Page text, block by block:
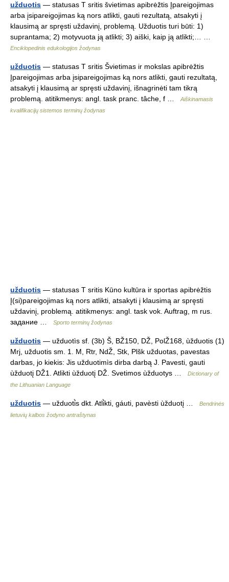
užduotis — statusas T sritis švietimas apibrėžtis Įpareigojimas
arba įsipareigojimas ką nors atlikti, gauti rezultatą, atsakyti į
klausimą ar spręsti uždavinį, problemą. Užduotis turi būti: 1)
suprantama; 2) motyvuota ją atlikti; 3) aiški, kaip ją atlikti;… …
Enciklopedinis edukologijos žodynas
užduotis — statusas T sritis Švietimas ir mokslas apibrėžtis
Įpareigojimas arba įsipareigojimas ką nors atlikti, gauti rezultatą,
atsakyti į klausimą ar spręsti uždavinį, išnagrinėti tam tikrą
problemą. atitikmenys: angl. task pranc. tâche, f …
Aiškinamasis
kvalifikacijų sistemos terminų žodynas
užduotis — statusas T sritis Kūno kultūra ir sportas apibrėžtis
Į(si)pareigojimas ką nors atlikti, atsakyti į klausimą ar spręsti
uždavinį, problemą. atitikmenys: angl. task vok. Auftrag, m rus.
задание …
Sporto terminų žodynas
užduotis — užduotìs sf. (3b) Š, BŽ150, DŽ, PolŽ168, ùžduotis (1)
Mrj, užduotis sm. 1. M, Rtr, NdŽ, Stk, Plšk užduotas, pavestas
darbas, jo kiekis: Jis užduotimìs dirba darbą J. Pavesti, gauti
ùžduotį DŽ1. Atlikti ùžduotį DŽ. Svetimos ùžduotys …
Dictionary of
the Lithuanian Language
užduotis — užduoti̇̀s dkt. Atli̇̀kti, gáuti, pavèsti ùžduotį …
Bendrinės
lietuvių kalbos žodyno antraštynas